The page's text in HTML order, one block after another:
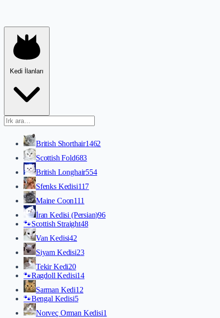
Kedi İlanları
British Shorthair1462
Scottish Fold683
British Longhair554
Sfenks Kedisi117
Maine Coon111
İran Kedisi (Persian)96
🐾Scottish Straight48
Van Kedisi42
Siyam Kedisi23
Tekir Kedi20
🐾Ragdoll Kedisi14
Sarman Kedi12
🐾Bengal Kedisi5
Norveç Orman Kedisi1